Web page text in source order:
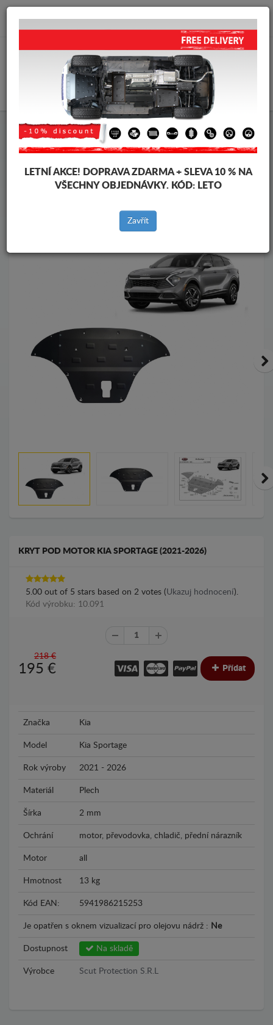
info@krytpodmotor.com
Kryt pod motor Kia Kryt pod motor Kia Sportage
vozidel
Značky vozidel
Zpět na produkty
KRYT POD MOTOR KIA SPORTAGE (2021-2026)
5.00 out of 5 stars based on 2 votes (Ukazuj hodnocení).
Kód výrobku: 10.091
218 €
195 € Přídat
Značka Kia
Model Kia Sportage
Rok výroby 2021 - 2026
Materiál Plech
Šírka 2 mm
Ochrání motor, převodovka, chladič, přední nárazník
Motor all
Hmotnost 13 kg
Kód EAN: 5941986215253
Je opatřen s oknem vizualizací pro olejovu nádrž : Ne
Dostupnost Na skladě
Výrobce Scut Protection S.R.L
LETNÍ AKCE! DOPRAVA ZDARMA + SLEVA 10 % NA
VŠECHNY OBJEDNÁVKY. KÓD: LETO
Zavřít